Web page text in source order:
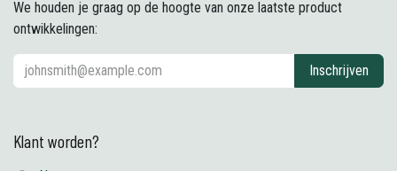
We houden je graag op de hoogte van onze laatste product
ontwikkelingen:
Inschrijven
Klant worden?